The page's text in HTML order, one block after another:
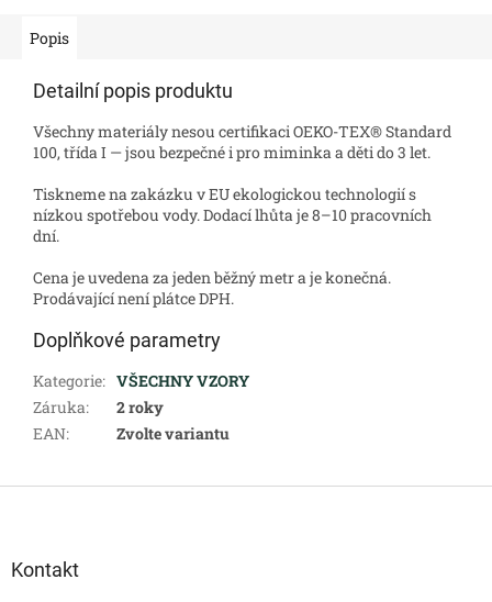
Popis
Detailní popis produktu
Všechny materiály nesou certifikaci OEKO-TEX® Standard
100, třída I — jsou bezpečné i pro miminka a děti do 3 let.
Tiskneme na zakázku v EU ekologickou technologií s
nízkou spotřebou vody. Dodací lhůta je 8–10 pracovních
dní.
Cena je uvedena za jeden běžný metr a je konečná.
Prodávající není plátce DPH.
Doplňkové parametry
Kategorie: VŠECHNY VZORY
Záruka:
2 roky
EAN: Zvolte variantu
Kontakt